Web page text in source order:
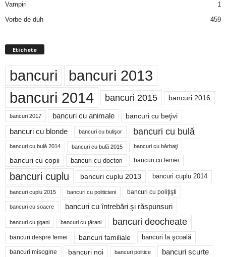
Vampiri
1
Vorbe de duh
459
Etichete
bancuri bancuri 2013
bancuri 2014 bancuri 2015 bancuri 2016
bancuri 2017 bancuri cu animale bancuri cu beţivi
bancuri cu blonde bancuri cu bulişor bancuri cu bulă
bancuri cu bulă 2014 bancuri cu bulă 2015 bancuri cu bărbaţi
bancuri cu copii bancuri cu doctori bancuri cu femei
bancuri cuplu bancuri cuplu 2013 bancuri cuplu 2014
bancuri cuplu 2015 bancuri cu politicieni bancuri cu poliţişti
bancuri cu soacre bancuri cu întrebări şi răspunsuri
bancuri cu ţigani bancuri cu ţărani bancuri deocheate
bancuri despre femei bancuri familiale bancuri la şcoală
bancuri misogine bancuri noi bancuri politice bancuri scurte